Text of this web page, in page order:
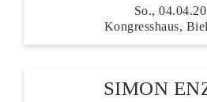
So.,
Kongresshaus,
SIMON